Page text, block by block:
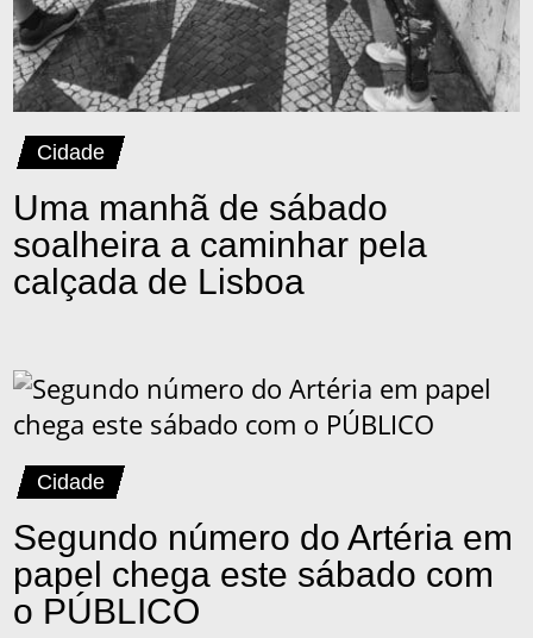
Uma manhã de sábado
soalheira a caminhar pela
calçada de Lisboa
Cidade
Segundo número do Artéria em
papel chega este sábado com
o PÚBLICO
Cidade